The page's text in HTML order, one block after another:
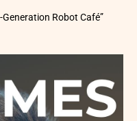
Robot Café”